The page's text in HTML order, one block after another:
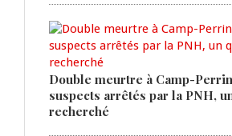
Double meurtre à Camp-
suspects arrêtés par la PNH,
recherché